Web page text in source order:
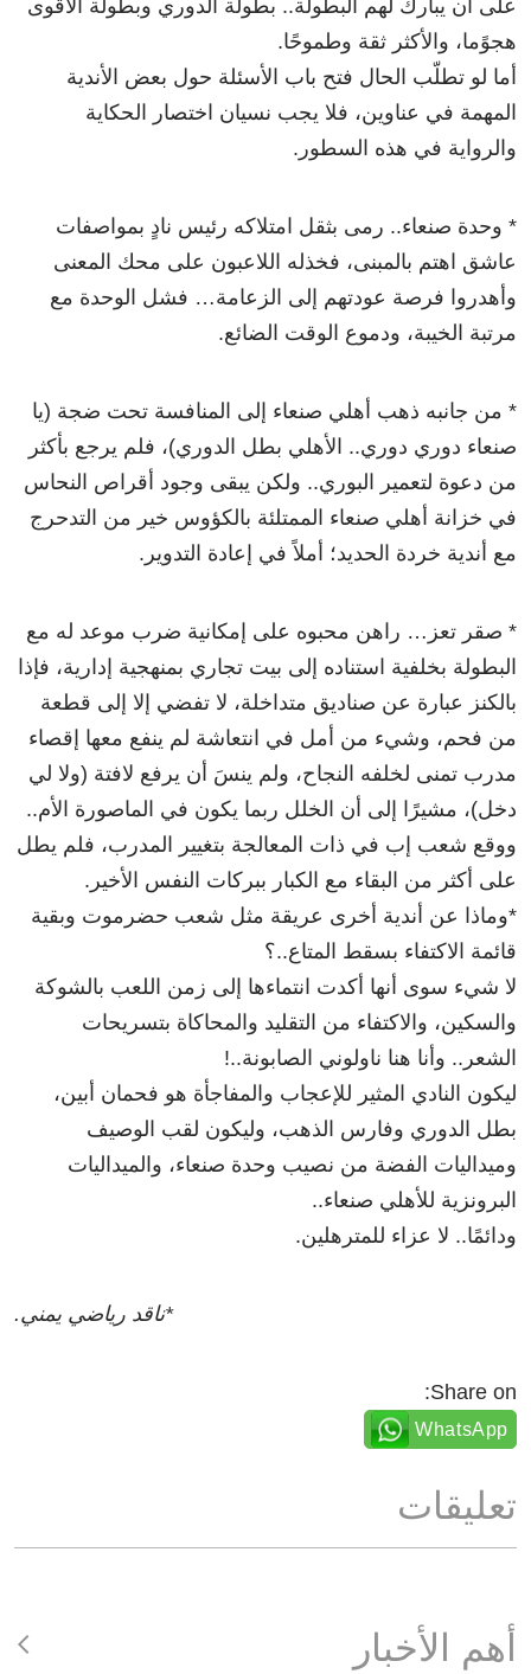
على أن يبارك لهم البطولة.. بطولة الدوري وبطولة الأقوى
هجوًما، والأكثر ثقة وطموحًا.
أما لو تطلّب الحال فتح باب الأسئلة حول بعض الأندية
المهمة في عناوين، فلا يجب نسيان اختصار الحكاية
والرواية في هذه السطور.
* وحدة صنعاء.. رمى بثقل امتلاكه رئيس نادٍ بمواصفات
عاشق اهتم بالمبنى، فخذله اللاعبون على محك المعنى
وأهدروا فرصة عودتهم إلى الزعامة… فشل الوحدة مع
مرتبة الخيبة، ودموع الوقت الضائع.
* من جانبه ذهب أهلي صنعاء إلى المنافسة تحت ضجة (يا
صنعاء دوري دوري.. الأهلي بطل الدوري)، فلم يرجع بأكثر
من دعوة لتعمير البوري.. ولكن يبقى وجود أقراص النحاس
في خزانة أهلي صنعاء الممتلئة بالكؤوس خير من التدحرج
مع أندية خردة الحديد؛ أملاً في إعادة التدوير.
* صقر تعز… راهن محبوه على إمكانية ضرب موعد له مع
البطولة بخلفية استناده إلى بيت تجاري بمنهجية إدارية، فإذا
بالكنز عبارة عن صناديق متداخلة، لا تفضي إلا إلى قطعة
من فحم، وشيء من أمل في انتعاشة لم ينفع معها إقصاء
مدرب تمنى لخلفه النجاح، ولم ينسَ أن يرفع لافتة (ولا لي
دخل)، مشيرًا إلى أن الخلل ربما يكون في الماصورة الأم..
ووقع شعب إب في ذات المعالجة بتغيير المدرب، فلم يطل
على أكثر من البقاء مع الكبار ببركات النفس الأخير.
*وماذا عن أندية أخرى عريقة مثل شعب حضرموت وبقية
قائمة الاكتفاء بسقط المتاع..؟
لا شيء سوى أنها أكدت انتماءها إلى زمن اللعب بالشوكة
والسكين، والاكتفاء من التقليد والمحاكاة بتسريحات
الشعر.. وأنا هنا ناولوني الصابونة..!
ليكون النادي المثير للإعجاب والمفاجأة هو فحمان أبين،
بطل الدوري وفارس الذهب، وليكون لقب الوصيف
وميداليات الفضة من نصيب وحدة صنعاء، والميداليات
البرونزية للأهلي صنعاء..
ودائمًا.. لا عزاء للمترهلين.
*ناقد رياضي يمني.
Share on:
WhatsApp
تعليقات
أهم الأخبار